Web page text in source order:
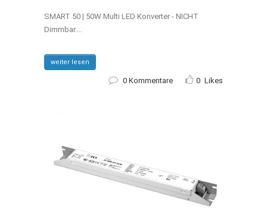
SMART 50 | 50W Multi LED Konverter - NICHT
Dimmbar....
weiter lesen
0 Kommentare 0 Likes